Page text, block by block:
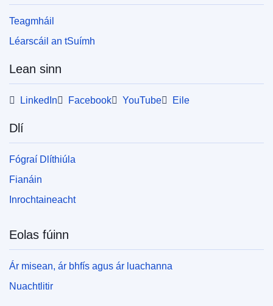
Teagmháil
Léarscáil an tSuímh
Lean sinn
LinkedIn Facebook YouTube Eile
Dlí
Fógraí Dlíthiúla
Fianáin
Inrochtaineacht
Eolas fúinn
Ár misean, ár bhfís agus ár luachanna
Nuachtlitir